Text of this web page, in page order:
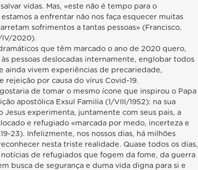
vidas. Mas, «este não é tempo para o
a enfrentar não nos faça esquecer muitas
sofrimentos a tantas pessoas» (Francisco,
IV/2020).
que têm marcado o ano de 2020 quero,
pessoas deslocadas internamente, englobar todos
ainda vivem experiências de precariedade,
rejeição por causa do vírus Covid-19.
de tomar o mesmo ícone que inspirou o Papa
apostólica Exsul Familia (1/VIII/1952): na sua
Jesus experimenta, juntamente com seus pais, a
e refugiado «marcada por medo, incerteza e
23). Infelizmente, nos nossos dias, há milhões
nesta triste realidade. Quase todos os dias,
de refugiados que fogem da fome, da guerra
busca de segurança e duma vida digna para si e